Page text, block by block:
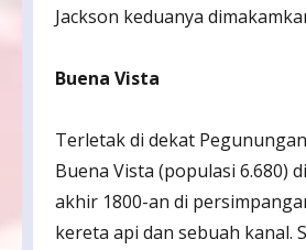
Jackson keduanya
Buena Vista
Terletak di dekat
Buena Vista (populasi 6.680)
akhir 1800-an di
kereta api dan sebuah kanal.